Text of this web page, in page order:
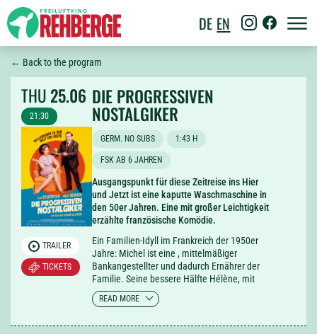
DE EN
← Back to the program
THU 25.06
21:30
TRAILER
TICKETS
DIE PROGRESSIVEN
NOSTALGIKER
GERM. NO SUBS 1:43 H
FSK AB 6 JAHREN
Ausgangspunkt für diese Zeitreise ins Hier
und Jetzt ist eine kaputte Waschmaschine in
den 50er Jahren. Eine mit großer Leichtigkeit
erzählte französische Komödie.
Ein Familien-Idyll im Frankreich der 1950er
Jahre: Michel ist eine , mittelmäßiger
Bankangestellter und dadurch Ernährer der
Familie. Seine bessere Hälfte Hélène, mit
Dauerwelle, aber aufsässig, kümmert sich um
Haushalt und Kinder. Das patriarchale
der neuen Waschmaschine die beiden ins
READ MORE